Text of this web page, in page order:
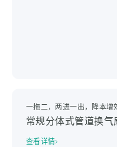
一拖二，两进一出，降本增
常规分体式管道换气
查看详情